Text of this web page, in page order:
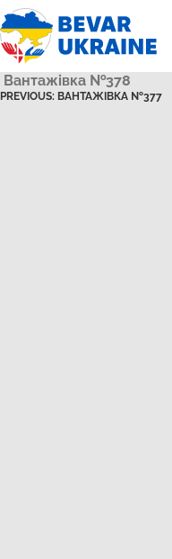
Вантажівка №378
PREVIOUS: ВАНТАЖІВКА №377